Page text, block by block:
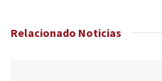
Relacionado Noticias